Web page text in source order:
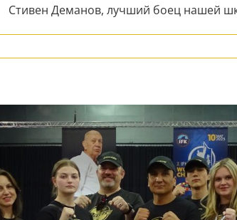
Стивен Деманов, лучший боец нашей